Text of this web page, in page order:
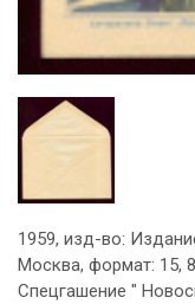
1959, изд-во:
Москва, формат: 15,
Спецгашение "